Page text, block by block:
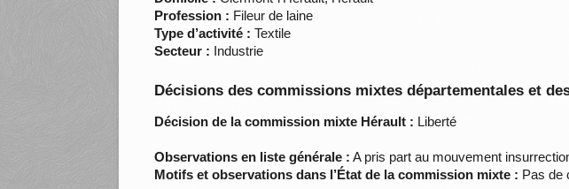
Profession : Fileur de laine
Type d’activité : Textile
Secteur : Industrie
Décisions des commissions mixtes départementales et
Décision de la commission mixte Hérault : Liberté
Observations en liste générale : A pris part au mouvement
Motifs et observations dans l’État de la commission mixte : Pas de